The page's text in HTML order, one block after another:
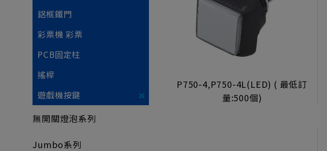
鋁框鐵門
彩票機 彩票
PCB固定柱
搖桿
遊戲機按鍵
無開關燈泡系列
Jumbo系列
P750-4,P750-4L(LED) ( 最低訂
量:500個)